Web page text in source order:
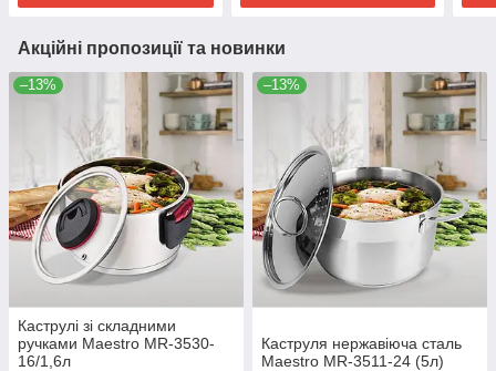
Акційні пропозиції та новинки
–13%
Каструлі зі складними
ручками Maestro MR-3530-
16/1,6л
–13%
Каструля нержавіюча сталь
Maestro MR-3511-24 (5л)